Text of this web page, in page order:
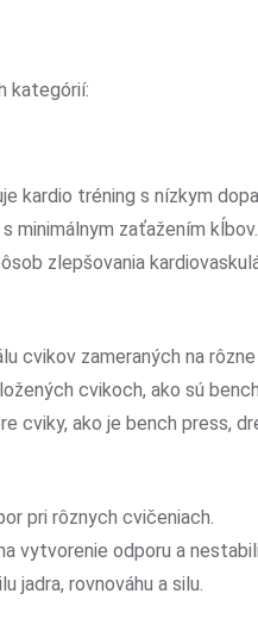
kategórií:
kardio tréning s nízkym
minimálnym zaťažením kĺbov.
zlepšovania
cvikov zameraných na
cvikoch, ako sú
cviky, ako je bench press,
pri rôznych cvičeniach.
vytvorenie odporu a
jadra, rovnováhu a silu.